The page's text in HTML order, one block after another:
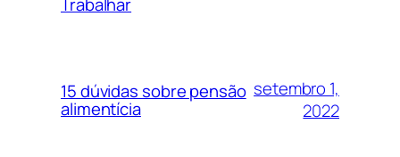
Trabalhar
15 dúvidas sobre pensão
alimentícia
setembro 1,
2022